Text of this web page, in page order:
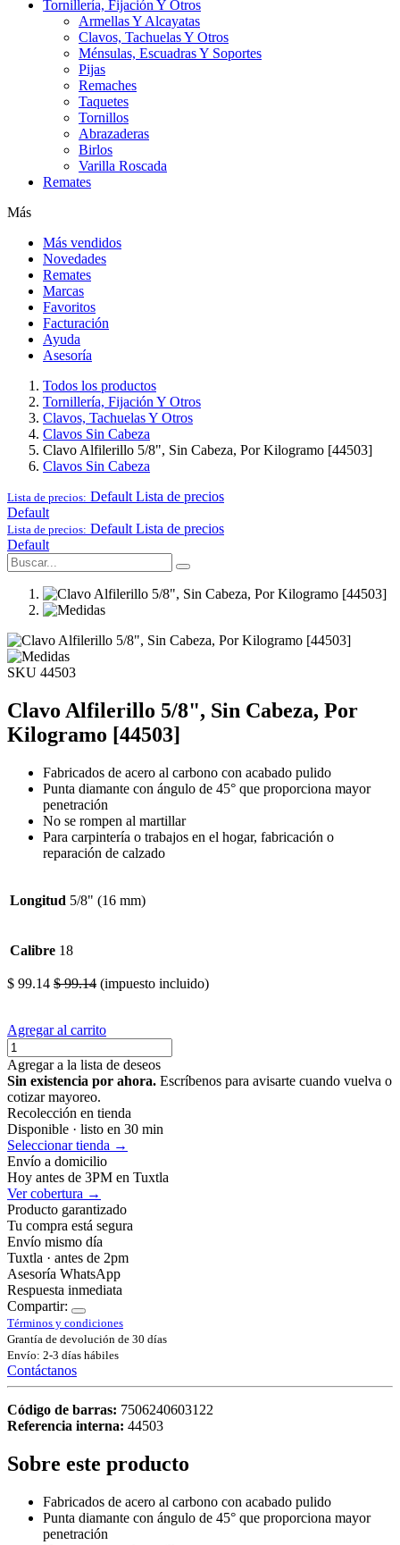
Tornillería, Fijación Y Otros
Armellas Y Alcayatas
Clavos, Tachuelas Y Otros
Ménsulas, Escuadras Y Soportes
Pijas
Remaches
Taquetes
Tornillos
Abrazaderas
Birlos
Varilla Roscada
Remates
Más
Más vendidos
Novedades
Remates
Marcas
Favoritos
Facturación
Ayuda
Asesoría
Todos los productos
Tornillería, Fijación Y Otros
Clavos, Tachuelas Y Otros
Clavos Sin Cabeza
Clavo Alfilerillo 5/8", Sin Cabeza, Por Kilogramo [44503]
Clavos Sin Cabeza
Lista de precios: Default Lista de precios
Default
Lista de precios: Default Lista de precios
Default
SKU 44503
Clavo Alfilerillo 5/8", Sin Cabeza, Por
Kilogramo [44503]
Fabricados de acero al carbono con acabado pulido
Punta diamante con ángulo de 45° que proporciona mayor
penetración
No se rompen al martillar
Para carpintería o trabajos en el hogar, fabricación o
reparación de calzado
Longitud 5/8" (16 mm)
Calibre 18
$ 99.14 $99.14 (impuesto incluido)
Agregar al carrito
Agregar a la lista de deseos
Sin existencia por ahora. Escríbenos para avisarte cuando vuelva o
cotizar mayoreo.
Recolección en tienda
Disponible · listo en 30 min
Seleccionar tienda →
Envío a domicilio
Hoy antes de 3PM en Tuxtla
Ver cobertura →
Producto garantizado
Tu compra está segura
Envío mismo día
Tuxtla · antes de 2pm
Asesoría WhatsApp
Respuesta inmediata
Compartir:
Términos y condiciones
Grantía de devolución de 30 días
Envío: 2-3 días hábiles
Contáctanos
Código de barras: 7506240603122
Referencia interna: 44503
Sobre este producto
Fabricados de acero al carbono con acabado pulido
Punta diamante con ángulo de 45° que proporciona mayor
penetración